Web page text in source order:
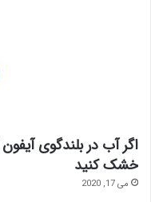
اگر آب در بلندگوی
خشک کنید
می 17, 2020